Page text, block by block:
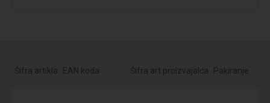
Šifra artikla EAN koda Šifra art.proizvajalca Pakiranje